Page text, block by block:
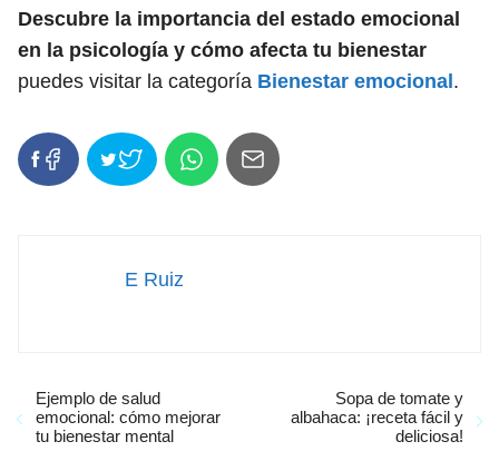
Descubre la importancia del estado emocional
en la psicología y cómo afecta tu bienestar
puedes visitar la categoría Bienestar emocional .
E Ruiz
Ejemplo de salud
emocional: cómo mejorar
tu bienestar mental
Sopa de tomate y
albahaca: ¡receta fácil y
deliciosa!